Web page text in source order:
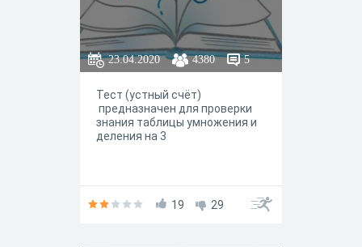
23.04.2020 4380 5
Тест (устный счёт)
предназначен для проверки
знания таблицы умножения и
деления на 3
19 29